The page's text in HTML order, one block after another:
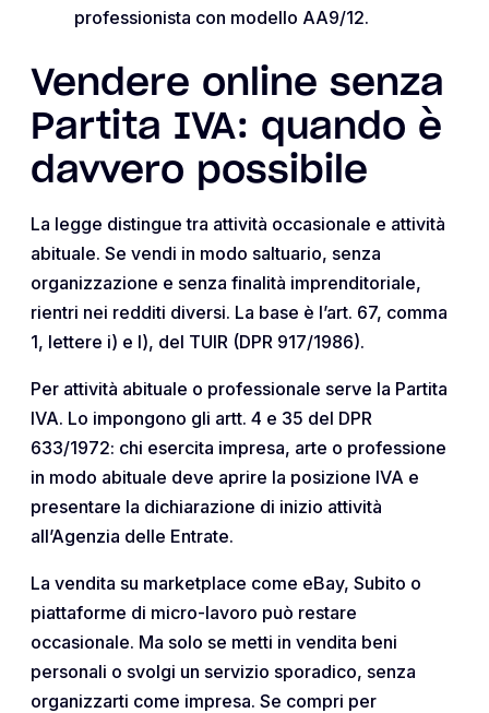
professionista con modello AA9/12.
Vendere online senza
Partita IVA: quando è
davvero possibile
La legge distingue tra attività occasionale e attività
abituale. Se vendi in modo saltuario, senza
organizzazione e senza finalità imprenditoriale,
rientri nei redditi diversi. La base è l’art. 67, comma
1, lettere i) e l), del TUIR (DPR 917/1986).
Per attività abituale o professionale serve la Partita
IVA. Lo impongono gli artt. 4 e 35 del DPR
633/1972: chi esercita impresa, arte o professione
in modo abituale deve aprire la posizione IVA e
presentare la dichiarazione di inizio attività
all’Agenzia delle Entrate.
La vendita su marketplace come eBay, Subito o
piattaforme di micro-lavoro può restare
occasionale. Ma solo se metti in vendita beni
personali o svolgi un servizio sporadico, senza
organizzarti come impresa. Se compri per